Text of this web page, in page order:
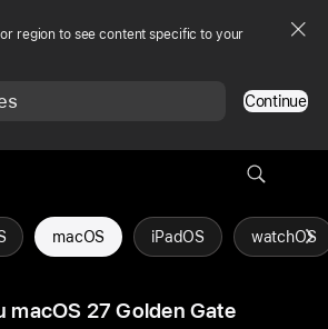
region to see content specific to your
Continue
macOS iPadOS watchOS
macOS 27 Golden Gate